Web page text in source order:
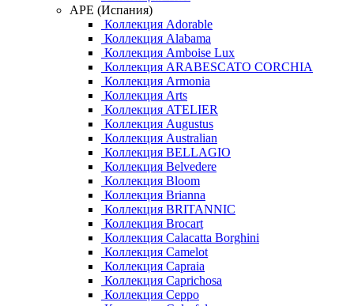
APE (Испания)
Коллекция Adorable
Коллекция Alabama
Коллекция Amboise Lux
Коллекция ARABESCATO CORCHIA
Коллекция Armonia
Коллекция Arts
Коллекция ATELIER
Коллекция Augustus
Коллекция Australian
Коллекция BELLAGIO
Коллекция Belvedere
Коллекция Bloom
Коллекция Brianna
Коллекция BRITANNIC
Коллекция Brocart
Коллекция Calacatta Borghini
Коллекция Camelot
Коллекция Capraia
Коллекция Caprichosa
Коллекция Ceppo